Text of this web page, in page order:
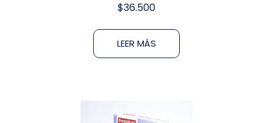
$36.500
LEER MÁS